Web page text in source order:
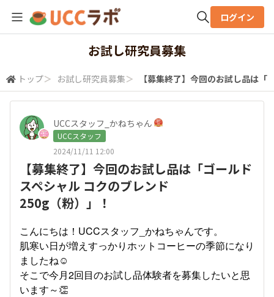
検索
ログイン
お試し研究員募集
トップ＞ お試し研究員募集＞ 【募集終了】今回のお試し品は
UCCスタッフ_かねちゃん
UCCスタッフ
2024/11/11 12:00
【募集終了】今回のお試し品は「ゴールド
スペシャル コクのブレンド
250g（粉）」！
こんにちは！UCCスタッフ_かねちゃんです。
肌寒い日が増えすっかりホットコーヒーの季節になり
ましたね☺
そこで今月2回目のお試し品体験者を募集したいと思
います～👏